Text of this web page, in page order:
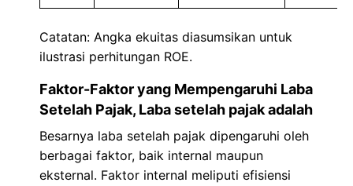
Catatan: Angka ekuitas diasumsikan untuk
ilustrasi perhitungan ROE.
Faktor-Faktor yang Mempengaruhi Laba
Setelah Pajak, Laba setelah pajak adalah
Besarnya laba setelah pajak dipengaruhi oleh
berbagai faktor, baik internal maupun
eksternal. Faktor internal meliputi efisiensi